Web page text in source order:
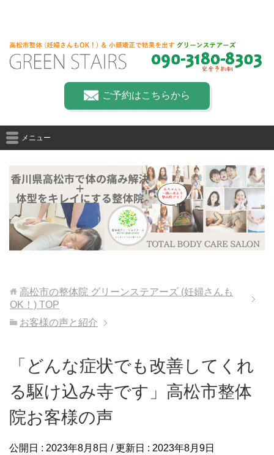
ご予約はこちらから
メニュー
高松市の整体院 グリーンステアーズ (妊婦さんも
OK！) TOP
お客様の声と紹介
「どんな症状でも改善してくれ
る駆け込み寺です」高松市整体
院お客様の声
公開日 : 2023年8月8日 / 更新日 : 2023年8月9日